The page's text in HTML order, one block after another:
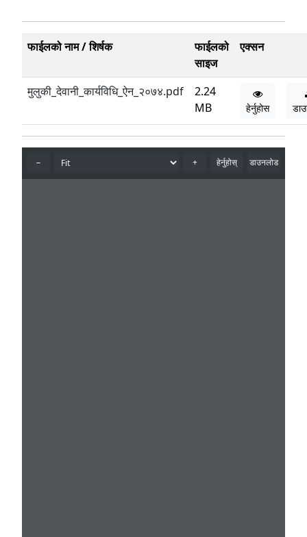
फाईलको नाम / शिर्षक
फाईलको
साइज
एक्सन
मुलुकी_देवानी_कार्यविधि_ऐन_२०७४.pdf
2.24
MB
हेर्नुहोस